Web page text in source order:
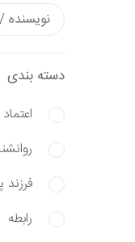
دسته بندی
فرزند
رابطه